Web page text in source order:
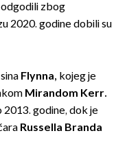
odgodili zbog
2020. godine dobili su
Flynna, kojeg je
Mirandom Kerr.
2013. godine, dok je
Russella Branda